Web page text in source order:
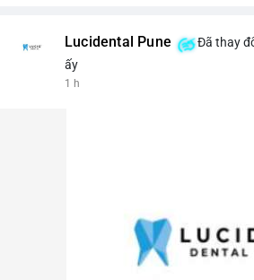
Lucidental Pune
Đã thay
ấy
1 h